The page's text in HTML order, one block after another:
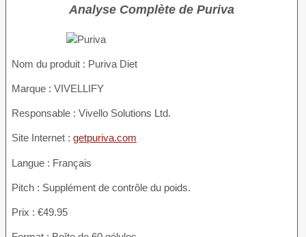
Analyse Complète de Puriva
Nom du produit : Puriva Diet
Marque : VIVELLIFY
Responsable : Vivello Solutions Ltd.
Site Internet : getpuriva.com
Langue : Français
Pitch : Supplément de contrôle du poids.
Prix : €49.95